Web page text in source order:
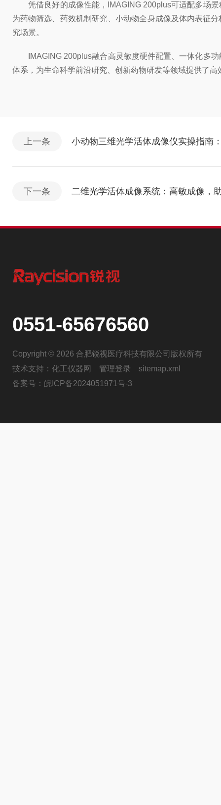
凭借良好的成像性能，IMAGING 200plus可适配多场景
为药物筛选、药效机制研究、小动物全身成像及体内表征
究场景。
IMAGING 200plus融合高灵敏度硬件配置、一体化多功
体系，为生命科学前沿研究、创新药物研发等领域提供了
上一条 小动物三维光学活体成像仪实操指南
下一条 二维光学活体成像系统：高敏成像，
0551-65676560
Copyright © 2026 合肥锐视医疗科技有限公司版权所有
技术支持： 化工仪器网 管理登录
sitemap.xml
备案号： 皖ICP备2024051971号-3